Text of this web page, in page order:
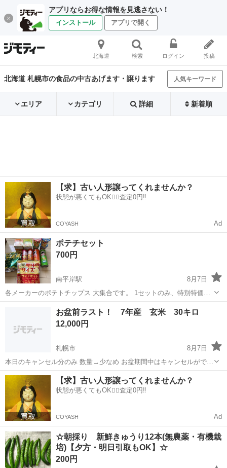
アプリならお得な情報を見逃さない！
インストール アプリで開く
北海道 検索 ログイン 投稿
北海道 札幌市の食品の中古あげます・譲ります 人気キーワード
エリア カテゴリ 詳細 新着順
【求】古い人形譲ってくれませんか？
状態が悪くてもOK🙆‍♀️査定0円‼️
COYASH Ad
ポテチセット
700円
南平岸駅
8月7日
各メーカーのポテトチップス 大集合です。 1セットのみ、特別特価で
す。 よろしくお願いします
札幌市 南平岸駅 ポテチ
お盆前ラスト！ 7年産 玄米 30キロ
12,000円
札幌市
8月7日
本日のキャンセル分のみ 数量→少なめ お盆期間中はキャンセルがでな
いため 在庫はありません。 期間→8日〜16日 レスポンス早い方でよろ
しくお願いします 複数購入の場合は値引きができる場合があります。
本日もよろしくお願...
北海道 札幌市 食品 お盆
【求】古い人形譲ってくれませんか？
状態が悪くてもOK🙆‍♀️査定0円‼️
COYASH Ad
☆朝採り 新鮮きゅうり12本(無農薬・有機栽
培)【夕方・明日引取もOK】☆
200円